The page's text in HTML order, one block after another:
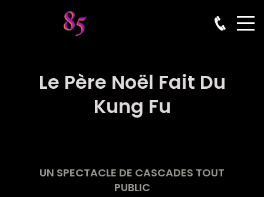
Le Père Noël Fait Du
Kung Fu
UN SPECTACLE DE CASCADES TOUT
PUBLIC